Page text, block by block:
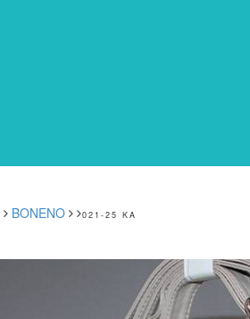
BONENO 021-25 KA